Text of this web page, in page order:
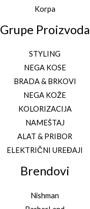
Korpa
Grupe Proizvoda
STYLING
NEGA KOSE
BRADA & BRKOVI
NEGA KOŽE
KOLORIZACIJA
NAMEŠTAJ
ALAT & PRIBOR
ELEKTRIČNI UREĐAJI
Brendovi
Nishman